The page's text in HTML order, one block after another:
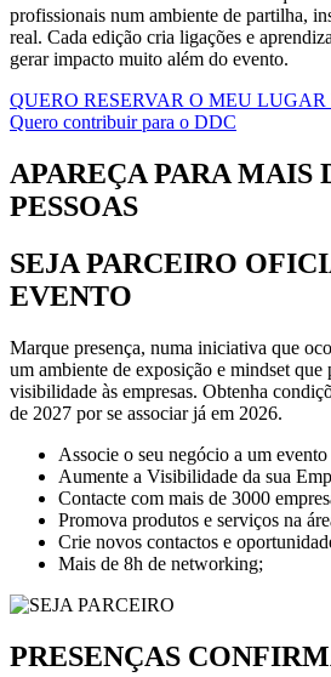
profissionais num ambiente de partilha,
real. Cada edição cria ligações e
gerar impacto muito além do evento.
QUERO RESERVAR O MEU LUGAR
Quero contribuir para o DDC
APAREÇA PARA MAIS
PESSOAS
SEJA PARCEIRO
EVENTO
Marque presença, numa iniciativa que
um ambiente de exposição e mindset que
visibilidade às empresas. Obtenha
de 2027 por se associar já em 2026.
Associe o seu negócio a um
Aumente a Visibilidade da sua
Contacte com mais de 3000
Promova produtos e serviços na
Crie novos contactos e
Mais de 8h de networking;
PRESENÇAS